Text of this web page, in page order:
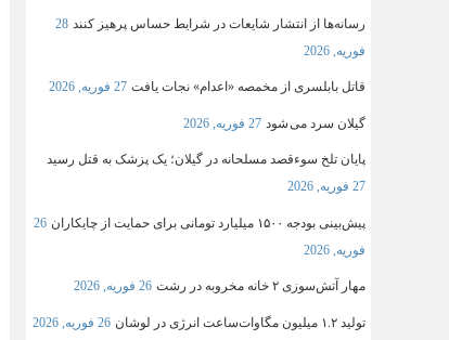
رسانه‌ها از انتشار شایعات در شرایط حساس پرهیز کنند 28
فوریه, 2026
قاتل بابلسری از مخمصه «اعدام» نجات یافت 27 فوریه, 2026
گیلان سرد می شود 27 فوریه, 2026
پایان تلخ سوءقصد مسلحانه در گیلان؛ یک پزشک به قتل رسید
27 فوریه, 2026
پیش‌بینی بودجه ۱۵۰۰ میلیارد تومانی برای حمایت از چایکاران
26
فوریه, 2026
مهار آتش‌سوزی ۲ خانه مخروبه در رشت 26 فوریه, 2026
تولید ۱.۲ میلیون مگاوات‌ساعت انرژی در لوشان 26 فوریه, 2026